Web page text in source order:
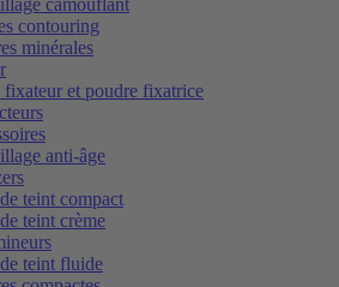
camouflant
contouring
minérales
fixateur et poudre fixatrice
anti-âge
teint compact
teint crème
teint fluide